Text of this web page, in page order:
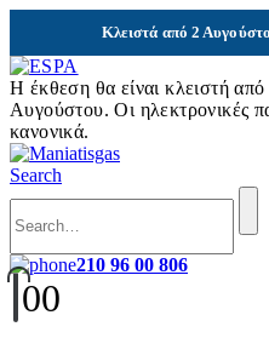
Κλειστά από 2
Η έκθεση θα είναι κλειστή
Αυγούστου. Οι ηλεκτρονικές
κανονικά.
Search
210 96 00 806
00